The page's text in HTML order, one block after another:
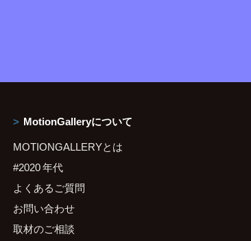
MotionGalleryについて
MOTIONGALLERYとは
#2020 年代
よくあるご質問
お問い合わせ
取材のご相談